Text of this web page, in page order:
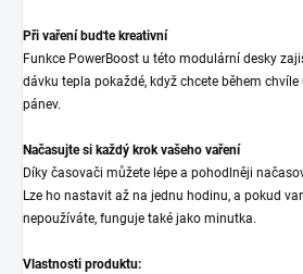
Při vaření buďte kreativní
Funkce PowerBoost u této modulární desky
dávku tepla pokaždé, když chcete během
pánev.
Načasujte si každý krok vašeho vaření
Díky časovači můžete lépe a pohodlněji
Lze ho nastavit až na jednu hodinu, a pokud
nepoužíváte, funguje také jako minutka.
Vlastnosti produktu: